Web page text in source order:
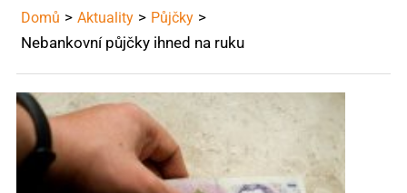
Domů Aktuality Půjčky
Nebankovní půjčky ihned na ruku